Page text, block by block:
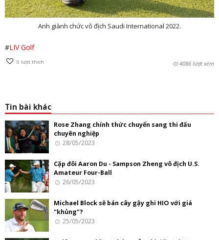
Anh giành chức vô địch Saudi International 2022.
#LIV Golf
0 lượt thích 4086 lượt xem
Tin bài khác
Rose Zhang chính thức chuyển sang thi đấu
chuyên nghiệp
28/05/2023
Cặp đôi Aaron Du - Sampson Zheng vô địch U.S.
Amateur Four-Ball
26/05/2023
Michael Block sẽ bán cây gậy ghi HIO với giá
"khủng"?
25/05/2023